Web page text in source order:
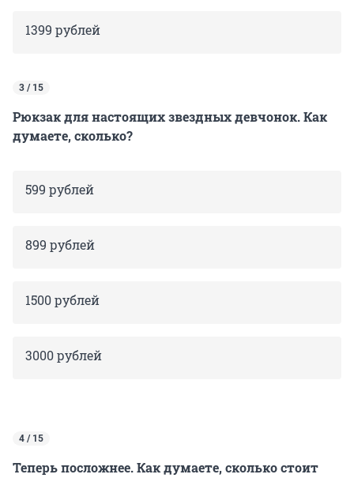
1399 рублей
3 / 15
Рюкзак для настоящих звездных девчонок. Как
думаете, сколько?
599 рублей
899 рублей
1500 рублей
3000 рублей
4 / 15
Теперь посложнее. Как думаете, сколько стоит